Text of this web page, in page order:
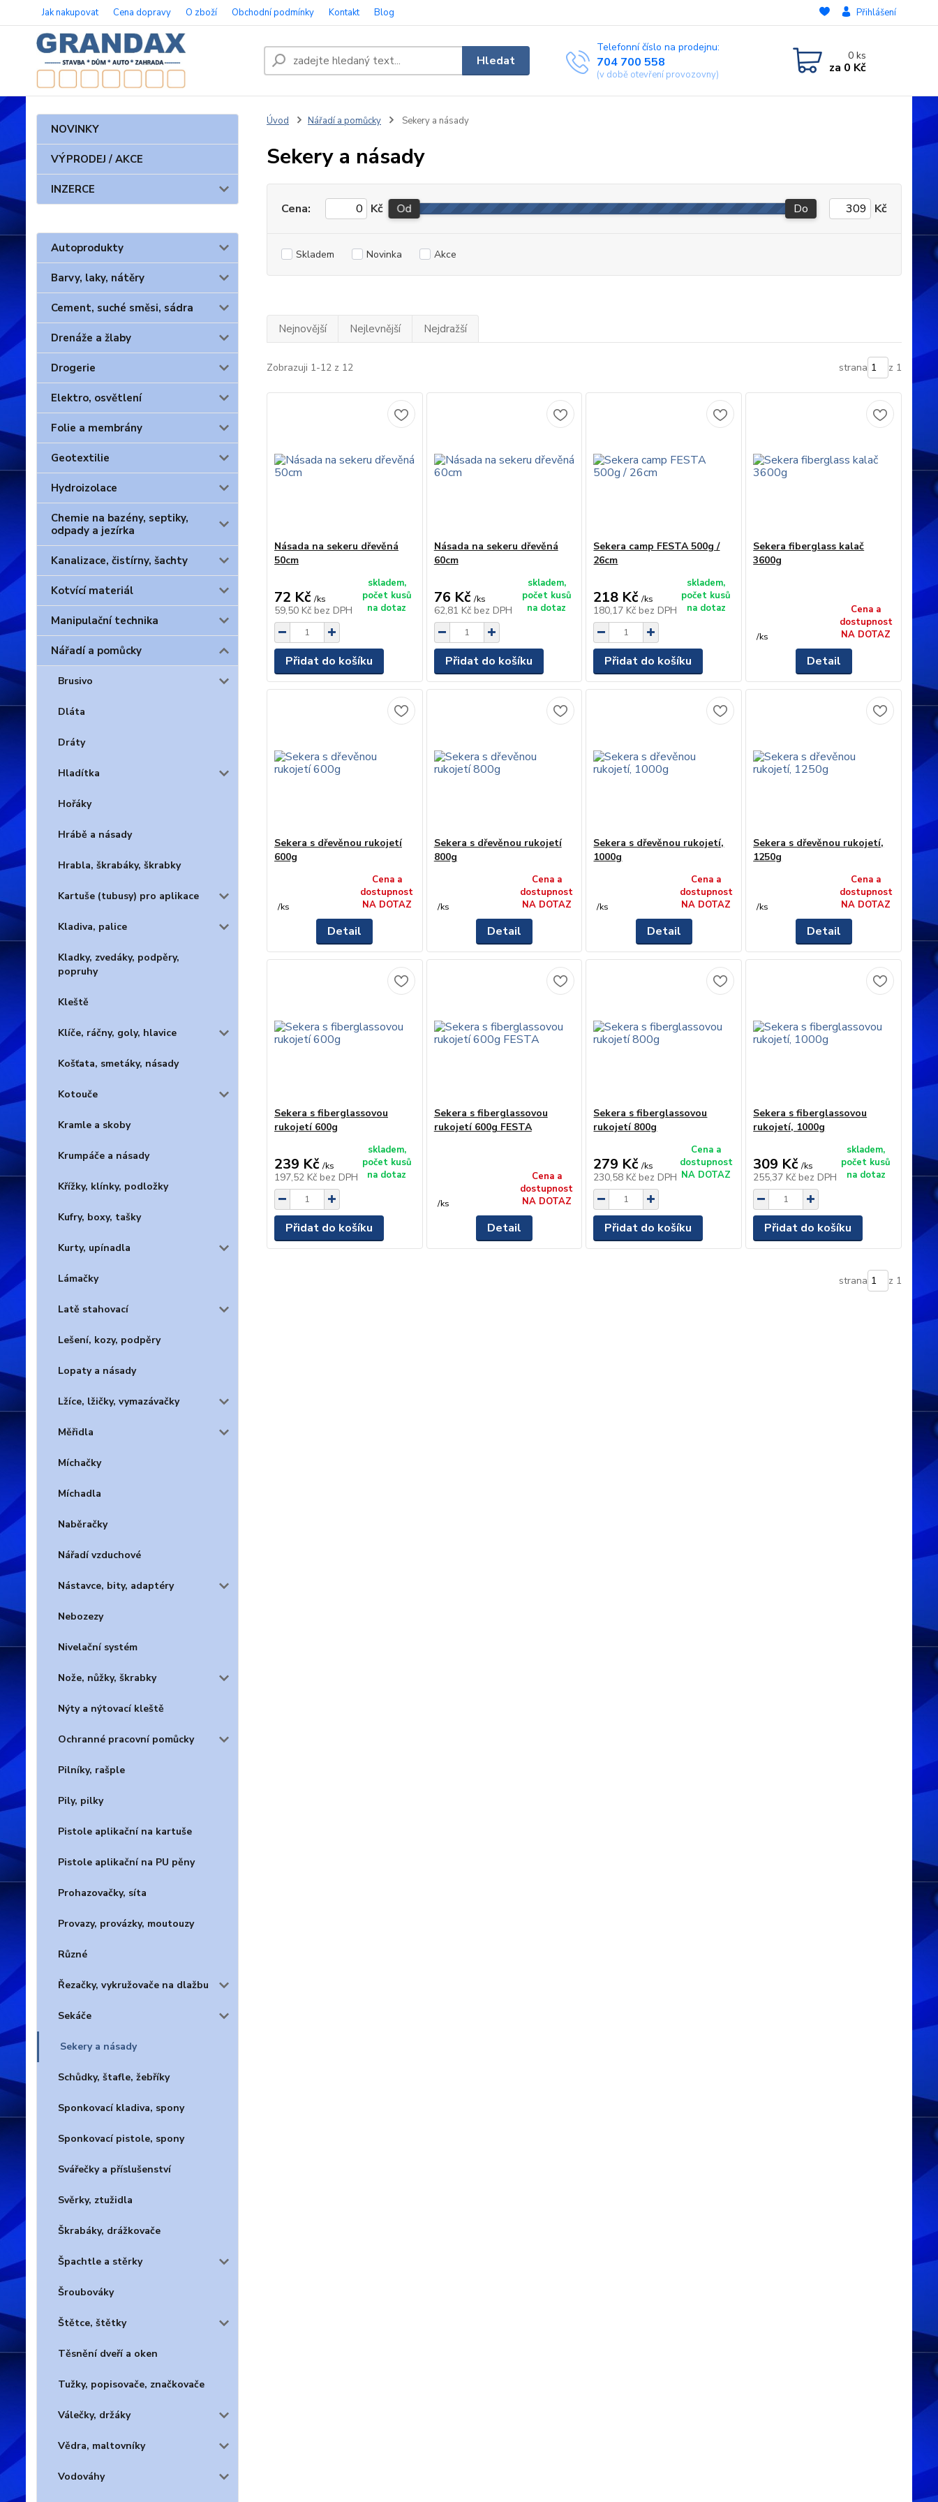
Jak nakupovat Cena dopravy O zboží Obchodní podmínky Kontakt Blog Přihlášení
Hledat
Telefonní číslo na prodejnu:
704 700 558
(v době otevření provozovny)
0ks
za 0 Kč
NOVINKY
VÝPRODEJ / AKCE
INZERCE
Autoprodukty
Barvy, laky, nátěry
Cement, suché směsi, sádra
Drenáže a žlaby
Drogerie
Elektro, osvětlení
Folie a membrány
Geotextilie
Hydroizolace
Chemie na bazény, septiky,
odpady a jezírka
Kanalizace, čistírny, šachty
Kotvící materiál
Manipulační technika
Nářadí a pomůcky
Brusivo
Dláta
Dráty
Hladítka
Hořáky
Hrábě a násady
Hrabla, škrabáky, škrabky
Kartuše (tubusy) pro aplikace
Kladiva, palice
Kladky, zvedáky, podpěry,
popruhy
Kleště
Klíče, ráčny, goly, hlavice
Košťata, smetáky, násady
Kotouče
Kramle a skoby
Krumpáče a násady
Křížky, klínky, podložky
Kufry, boxy, tašky
Kurty, upínadla
Lámačky
Latě stahovací
Lešení, kozy, podpěry
Lopaty a násady
Lžíce, lžičky, vymazávačky
Měřidla
Míchačky
Míchadla
Naběračky
Nářadí vzduchové
Nástavce, bity, adaptéry
Nebozezy
Nivelační systém
Nože, nůžky, škrabky
Nýty a nýtovací kleště
Ochranné pracovní pomůcky
Pilníky, rašple
Pily, pilky
Pistole aplikační na kartuše
Pistole aplikační na PU pěny
Prohazovačky, síta
Provazy, provázky, moutouzy
Různé
Řezačky, vykružovače na dlažbu
Sekáče
Sekery a násady
Schůdky, štafle, žebříky
Sponkovací kladiva, spony
Sponkovací pistole, spony
Svářečky a příslušenství
Svěrky, ztužidla
Škrabáky, drážkovače
Špachtle a stěrky
Šroubováky
Štětce, štětky
Těsnění dveří a oken
Tužky, popisovače, značkovače
Válečky, držáky
Vědra, maltovníky
Vodováhy
Úvod Nářadí a pomůcky Sekery a násady
Sekery a násady
Cena: Kč Od Do Kč
Skladem Novinka Akce
Nejnovější Nejlevnější Nejdražší
Zobrazuji 1-12 z 12 strana z 1
Násada na sekeru dřevěná
50cm
72 Kč /ks
59,50 Kč bez DPH
skladem,
počet kusů
na dotaz
Přidat do košíku
Násada na sekeru dřevěná
60cm
76 Kč /ks
62,81 Kč bez DPH
skladem,
počet kusů
na dotaz
Přidat do košíku
Sekera camp FESTA 500g /
26cm
218 Kč /ks
180,17 Kč bez DPH
skladem,
počet kusů
na dotaz
Přidat do košíku
Sekera fiberglass kalač
3600g
/ks
Cena a
dostupnost
NA DOTAZ
Detail
Sekera s dřevěnou rukojetí
600g
/ks
Cena a
dostupnost
NA DOTAZ
Detail
Sekera s dřevěnou rukojetí
800g
/ks
Cena a
dostupnost
NA DOTAZ
Detail
Sekera s dřevěnou rukojetí,
1000g
/ks
Cena a
dostupnost
NA DOTAZ
Detail
Sekera s dřevěnou rukojetí,
1250g
/ks
Cena a
dostupnost
NA DOTAZ
Detail
Sekera s fiberglassovou
rukojetí 600g
239 Kč /ks
197,52 Kč bez DPH
skladem,
počet kusů
na dotaz
Přidat do košíku
Sekera s fiberglassovou
rukojetí 600g FESTA
/ks
Cena a
dostupnost
NA DOTAZ
Detail
Sekera s fiberglassovou
rukojetí 800g
279 Kč /ks
230,58 Kč bez DPH
Cena a
dostupnost
NA DOTAZ
Přidat do košíku
Sekera s fiberglassovou
rukojetí, 1000g
309 Kč /ks
255,37 Kč bez DPH
skladem,
počet kusů
na dotaz
Přidat do košíku
strana z 1